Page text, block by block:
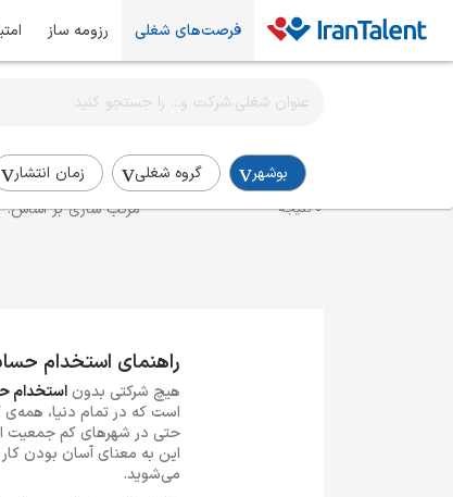
فرصت‌های شغلی رزومه ساز
بوشهر گروه شغلی زمان انتشار
اطلاع‌رسانی شغلی را برای این جستجو فعال کنید
استخدام حسابدار در بوشهر
0 نتیجه مرتب سازی بر اساس:
راهنمای استخدام
هیچ شرکتی بدوناستخدام
است که در تمام دنیا، همه‌ی
حتی در شهرهای کم جمعیت
این به معنای آسان بودن
می‌شوید.